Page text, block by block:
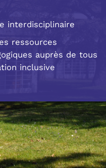
interdisciplinaire
ressources
auprès de tous
inclusive